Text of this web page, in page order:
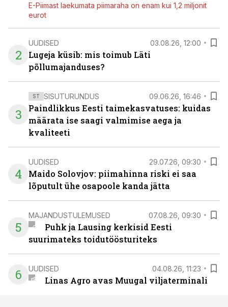
E-Piimast laekumata piimaraha on enam kui 1,2 miljonit
eurot
2
UUDISED 03.08.26, 12:00
Lugeja küsib: mis toimub Läti
põllumajanduses?
3
ST SISUTURUNDUS 09.06.26, 16:46
Paindlikkus Eesti taimekasvatuses: kuidas
määrata ise saagi valmimise aega ja
kvaliteeti
4
UUDISED 29.07.26, 09:30
Maido Solovjov: piimahinna riski ei saa
lõputult ühe osapoole kanda jätta
5
MAJANDUSTULEMUSED 07.08.26, 09:30
Puhk ja Lausing kerkisid Eesti
suurimateks toidutöösturiteks
6 UUDISED 04.08.26, 11:23
Linas Agro avas Muugal viljaterminali